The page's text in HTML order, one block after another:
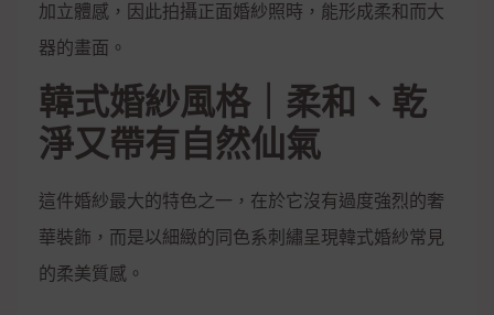
加立體感，因此拍攝正面婚紗照時，能形成柔和而大
器的畫面。
韓式婚紗風格｜柔和、乾
淨又帶有自然仙氣
這件婚紗最大的特色之一，在於它沒有過度強烈的奢
華裝飾，而是以細緻的同色系刺繡呈現韓式婚紗常見
的柔美質感。